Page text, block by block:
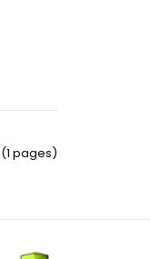
(1 pages)